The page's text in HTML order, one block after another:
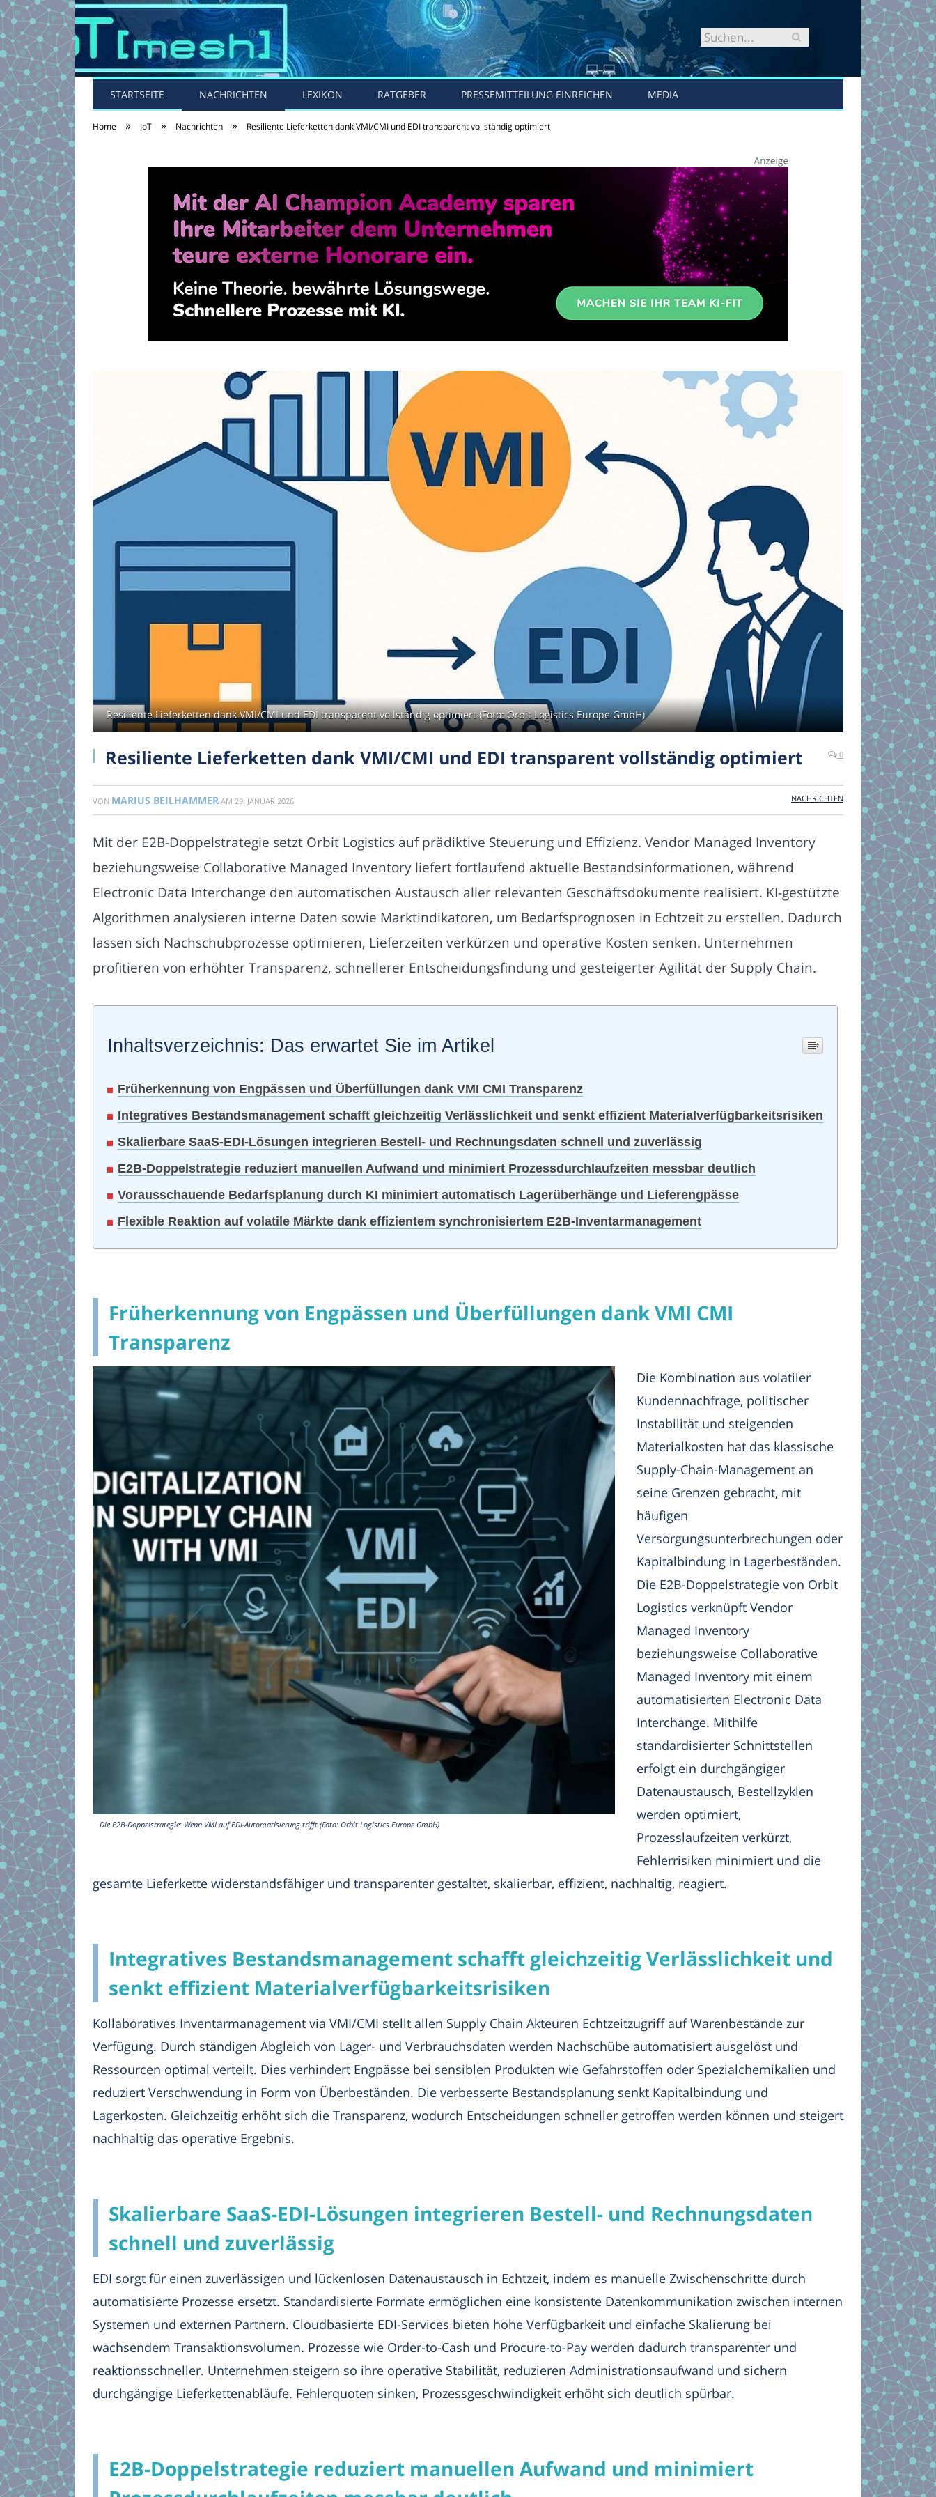
STARTSEITE NACHRICHTEN LEXIKON RATGEBER PRESSEMITTEILUNG EINREICHEN MEDIA
Home » IoT » Nachrichten » Resiliente Lieferketten dank VMI/CMI und EDI transparent vollständig optimiert
Resiliente Lieferketten dank VMI/CMI und EDI transparent vollständig optimiert (Foto: Orbit Logistics Europe GmbH)
Resiliente Lieferketten dank VMI/CMI und EDI transparent vollständig optimiert 0
VON MARIUS BEILHAMMER AM 29. JANUAR 2026 NACHRICHTEN
Mit der E2B-Doppelstrategie setzt Orbit Logistics auf prädiktive Steuerung und Effizienz. Vendor Managed Inventory
beziehungsweise Collaborative Managed Inventory liefert fortlaufend aktuelle Bestandsinformationen, während
Electronic Data Interchange den automatischen Austausch aller relevanten Geschäftsdokumente realisiert. KI-gestützte
Algorithmen analysieren interne Daten sowie Marktindikatoren, um Bedarfsprognosen in Echtzeit zu erstellen. Dadurch
lassen sich Nachschubprozesse optimieren, Lieferzeiten verkürzen und operative Kosten senken. Unternehmen
profitieren von erhöhter Transparenz, schnellerer Entscheidungsfindung und gesteigerter Agilität der Supply Chain.
Inhaltsverzeichnis: Das erwartet Sie im Artikel
Früherkennung von Engpässen und Überfüllungen dank VMI CMI Transparenz
Integratives Bestandsmanagement schafft gleichzeitig Verlässlichkeit und senkt effizient Materialverfügbarkeitsrisiken
Skalierbare SaaS-EDI-Lösungen integrieren Bestell- und Rechnungsdaten schnell und zuverlässig
E2B-Doppelstrategie reduziert manuellen Aufwand und minimiert Prozessdurchlaufzeiten messbar deutlich
Vorausschauende Bedarfsplanung durch KI minimiert automatisch Lagerüberhänge und Lieferengpässe
Flexible Reaktion auf volatile Märkte dank effizientem synchronisiertem E2B-Inventarmanagement
Früherkennung von Engpässen und Überfüllungen dank VMI CMI
Transparenz
Die E2B-Doppelstrategie: Wenn VMI auf EDI-Automatisierung trifft (Foto: Orbit Logistics Europe GmbH)
Die Kombination aus volatiler
Kundennachfrage, politischer
Instabilität und steigenden
Materialkosten hat das klassische
Supply-Chain-Management an
seine Grenzen gebracht, mit
häufigen
Versorgungsunterbrechungen oder
Kapitalbindung in Lagerbeständen.
Die E2B-Doppelstrategie von Orbit
Logistics verknüpft Vendor
Managed Inventory
beziehungsweise Collaborative
Managed Inventory mit einem
automatisierten Electronic Data
Interchange. Mithilfe
standardisierter Schnittstellen
erfolgt ein durchgängiger
Datenaustausch, Bestellzyklen
werden optimiert,
Prozesslaufzeiten verkürzt,
Fehlerrisiken minimiert und die
gesamte Lieferkette widerstandsfähiger und transparenter gestaltet, skalierbar, effizient, nachhaltig, reagiert.
Integratives Bestandsmanagement schafft gleichzeitig Verlässlichkeit und
senkt effizient Materialverfügbarkeitsrisiken
Kollaboratives Inventarmanagement via VMI/CMI stellt allen Supply Chain Akteuren Echtzeitzugriff auf Warenbestände zur
Verfügung. Durch ständigen Abgleich von Lager- und Verbrauchsdaten werden Nachschübe automatisiert ausgelöst und
Ressourcen optimal verteilt. Dies verhindert Engpässe bei sensiblen Produkten wie Gefahrstoffen oder Spezialchemikalien und
reduziert Verschwendung in Form von Überbeständen. Die verbesserte Bestandsplanung senkt Kapitalbindung und
Lagerkosten. Gleichzeitig erhöht sich die Transparenz, wodurch Entscheidungen schneller getroffen werden können und steigert
nachhaltig das operative Ergebnis.
Skalierbare SaaS-EDI-Lösungen integrieren Bestell- und Rechnungsdaten
schnell und zuverlässig
EDI sorgt für einen zuverlässigen und lückenlosen Datenaustausch in Echtzeit, indem es manuelle Zwischenschritte durch
automatisierte Prozesse ersetzt. Standardisierte Formate ermöglichen eine konsistente Datenkommunikation zwischen internen
Systemen und externen Partnern. Cloudbasierte EDI-Services bieten hohe Verfügbarkeit und einfache Skalierung bei
wachsendem Transaktionsvolumen. Prozesse wie Order-to-Cash und Procure-to-Pay werden dadurch transparenter und
reaktionsschneller. Unternehmen steigern so ihre operative Stabilität, reduzieren Administrationsaufwand und sichern
durchgängige Lieferkettenabläufe. Fehlerquoten sinken, Prozessgeschwindigkeit erhöht sich deutlich spürbar.
E2B-Doppelstrategie reduziert manuellen Aufwand und minimiert